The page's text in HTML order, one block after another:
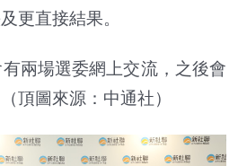
更直接結果。
兩場選委網上交流，之後會
頂圖來源：中通社）